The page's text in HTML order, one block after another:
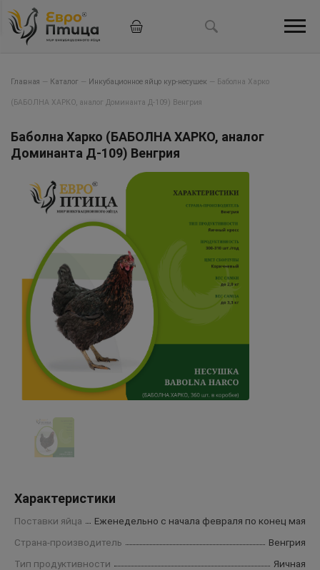
Главная — Каталог — Инкубационное яйцо кур-несушек — Баболна Харко
(БАБОЛНА ХАРКО, аналог Доминанта Д-109) Венгрия
Баболна Харко (БАБОЛНА ХАРКО, аналог
Доминанта Д-109) Венгрия
Hit
Характеристики
Поставки яйца
Еженедельно с начала февраля по конец мая
Страна-производитель
Венгрия
Тип продуктивности
Яичная